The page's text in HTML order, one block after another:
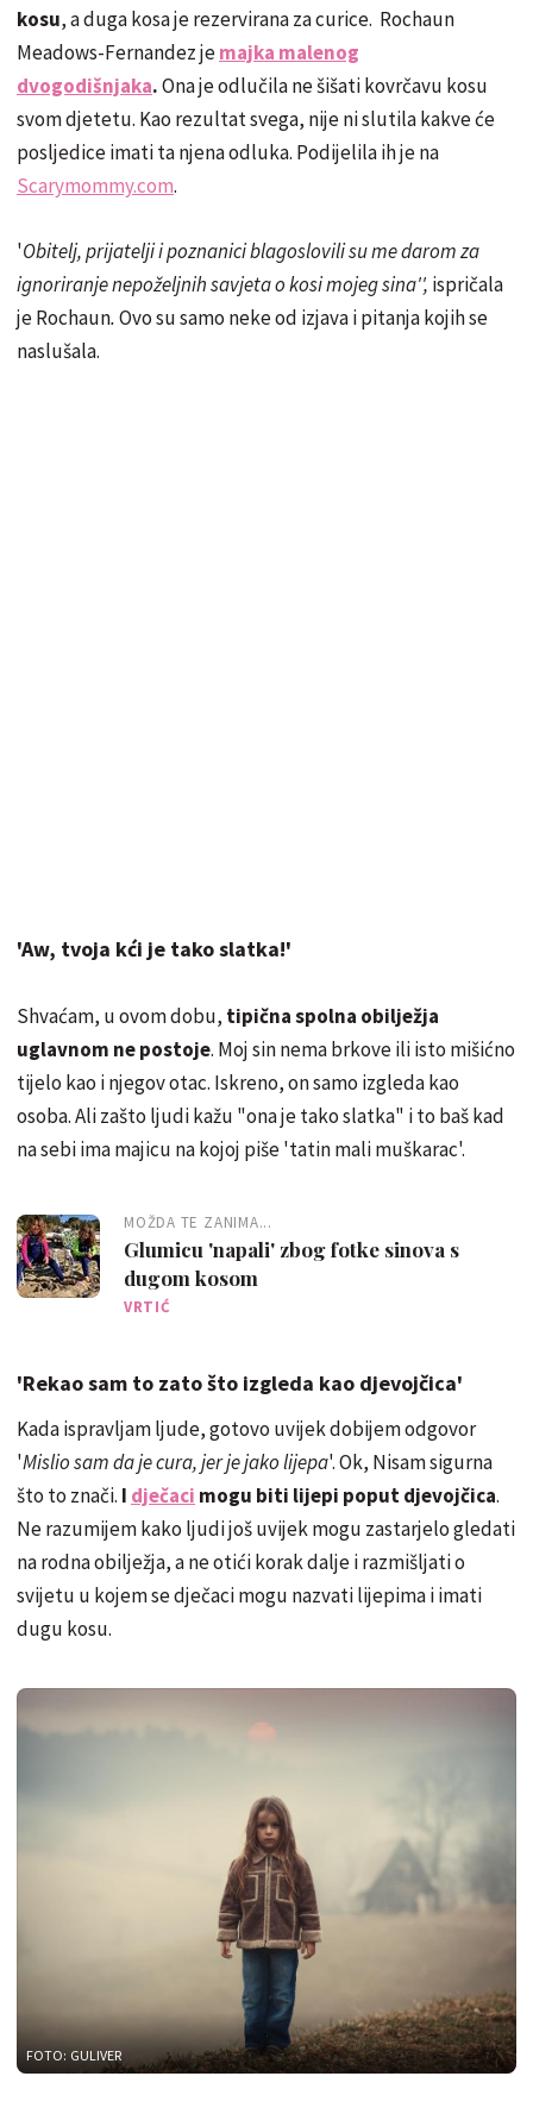
kosu, a duga kosa je rezervirana za curice. Rochaun
Meadows-Fernandez jemajka malenog
dvogodišnjaka.Ona je odlučila ne šišati kovrčavu kosu
svom djetetu. Kao rezultat svega, nije ni slutila kakve će
posljedice imati ta njena odluka. Podijelila ih je na
Scarymommy.com.
'Obitelj, prijatelji i poznanici blagoslovili su me darom za
ignoriranje nepoželjnih savjeta o kosi mojeg sina'', ispričala
je Rochaun.Ovo su samo neke od izjava i pitanja kojih se
naslušala.
'Aw, tvoja kći je tako slatka!'
Shvaćam, u ovom dobu, tipična spolna obilježja
uglavnom ne postoje. Moj sin nema brkove ili isto mišićno
tijelo kao i njegov otac. Iskreno, on samo izgleda kao
osoba. Ali zašto ljudi kažu "ona je tako slatka" i to baš kad
na sebi ima majicu na kojoj piše 'tatin mali muškarac'.
MOŽDA TE ZANIMA...
Glumicu 'napali' zbog fotke sinova s
dugom kosom
VRTIĆ
'Rekao sam to zato što izgleda kao djevojčica'
Kada ispravljam ljude, gotovo uvijek dobijem odgovor
'Mislio sam da je cura, jer je jako lijepa'. Ok, Nisam sigurna
što to znači. I dječaci mogu biti lijepi poput djevojčica.
Ne razumijem kako ljudi još uvijek mogu zastarjelo gledati
na rodna obilježja, a ne otići korak dalje i razmišljati o
svijetu u kojem se dječaci mogu nazvati lijepima i imati
dugu kosu.
FOTO: GULIVER